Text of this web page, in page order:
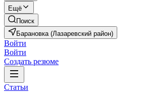
Ещё
Поиск
Барановка (Лазаревский район)
Войти
Войти
Создать резюме
Статьи